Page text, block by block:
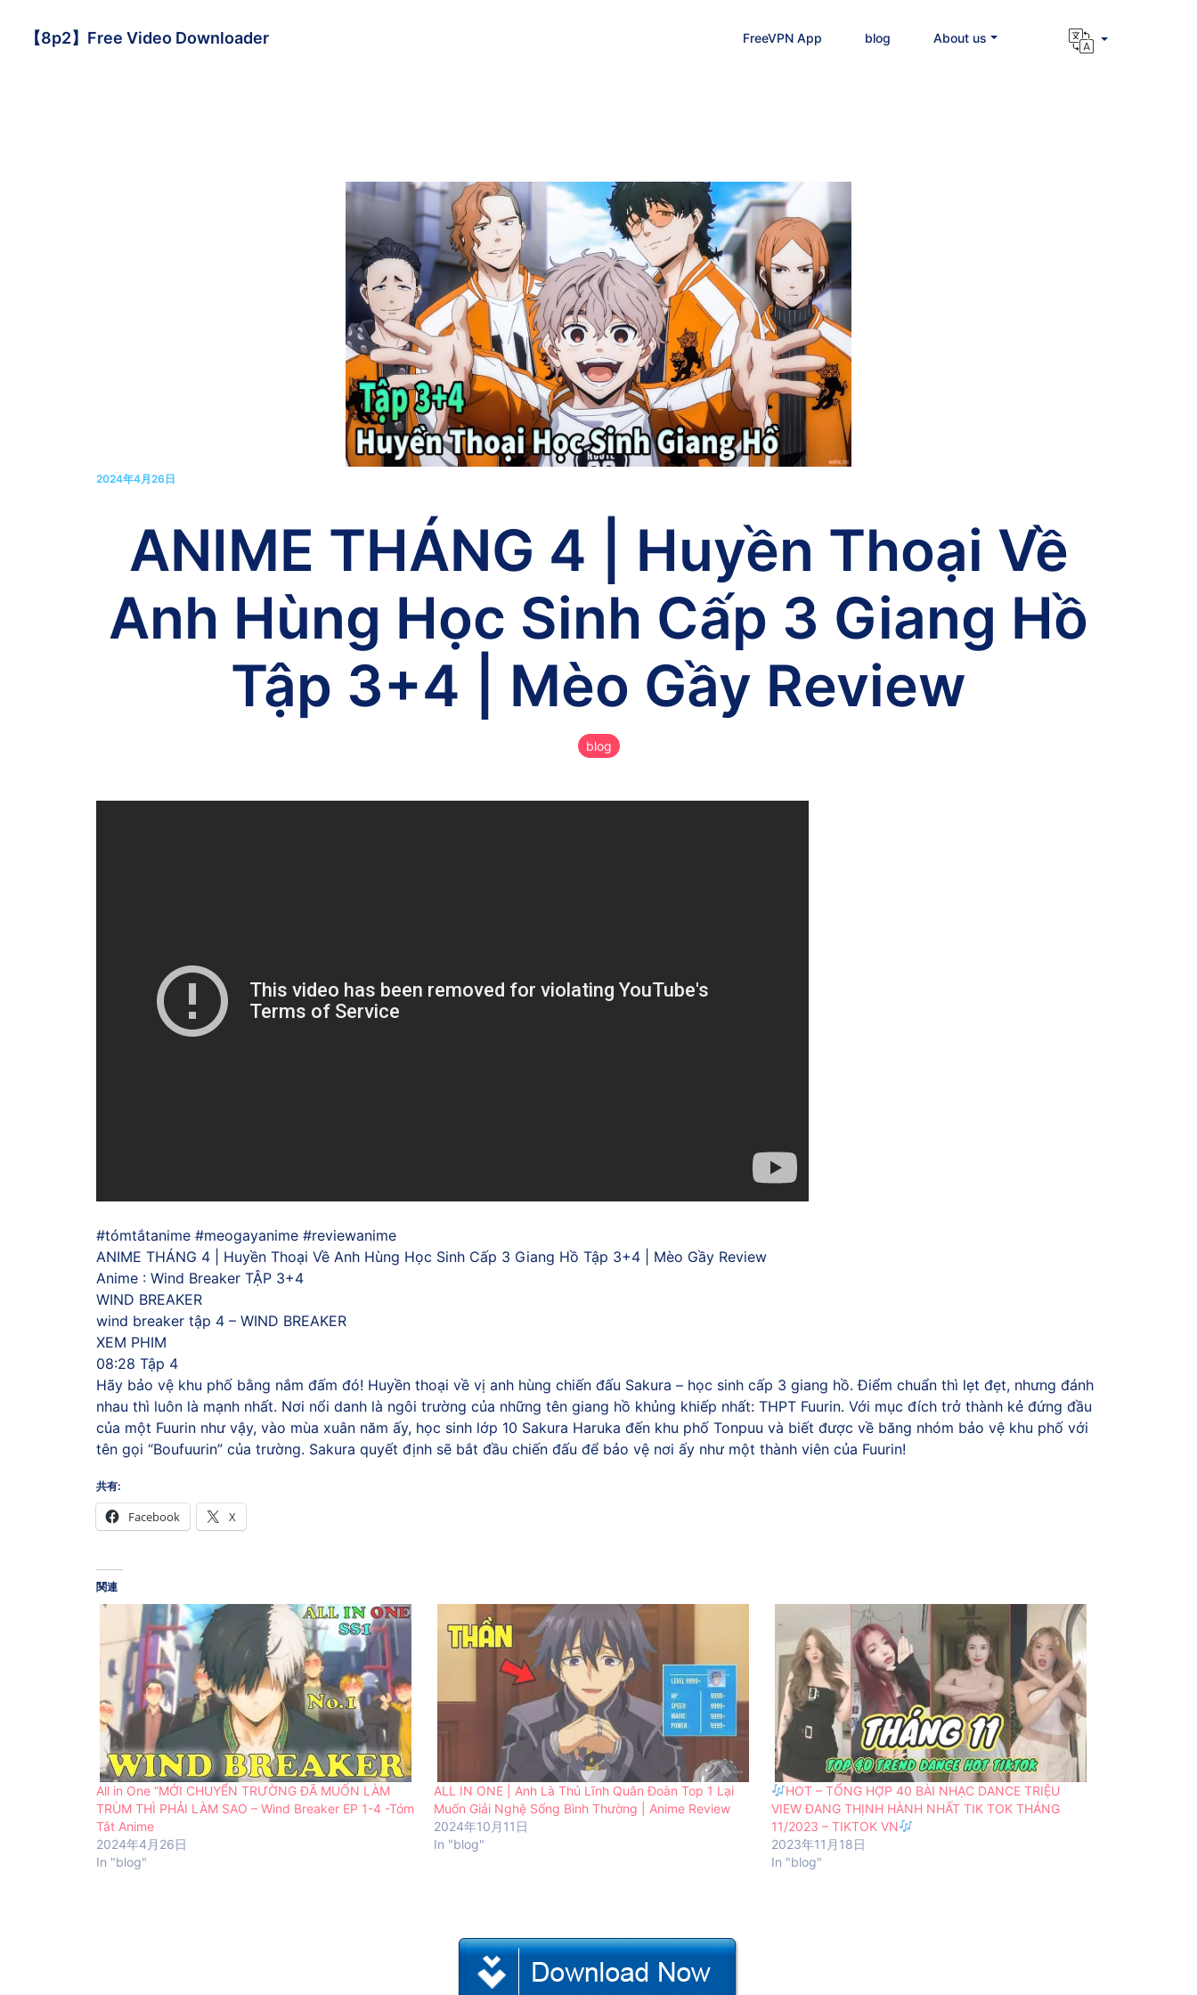
【8p2】Free Video Downloader FreeVPN App blog About us
2024年4月26日
ANIME THÁNG 4 | Huyền Thoại Về
Anh Hùng Học Sinh Cấp 3 Giang Hồ
Tập 3+4 | Mèo Gầy Review
blog
#tómtắtanime #meogayanime #reviewanime
ANIME THÁNG 4 | Huyền Thoại Về Anh Hùng Học Sinh Cấp 3 Giang Hồ Tập 3+4 | Mèo Gầy Review
Anime : Wind Breaker TẬP 3+4
WIND BREAKER
wind breaker tập 4 – WIND BREAKER
XEM PHIM
08:28 Tập 4
Hãy bảo vệ khu phố bằng nắm đấm đó! Huyền thoại về vị anh hùng chiến đấu Sakura – học sinh cấp 3 giang hồ. Điểm chuẩn thì lẹt đẹt, nhưng đánh
nhau thì luôn là mạnh nhất. Nơi nổi danh là ngôi trường của những tên giang hồ khủng khiếp nhất: THPT Fuurin. Với mục đích trở thành kẻ đứng đầu
của một Fuurin như vậy, vào mùa xuân năm ấy, học sinh lớp 10 Sakura Haruka đến khu phố Tonpuu và biết được về băng nhóm bảo vệ khu phố với
tên gọi “Boufuurin” của trường. Sakura quyết định sẽ bắt đầu chiến đấu để bảo vệ nơi ấy như một thành viên của Fuurin!
共有:
Facebook X
関連
All in One “MỚI CHUYỂN TRƯỜNG ĐÃ MUỐN LÀM
TRÙM THÌ PHẢI LÀM SAO – Wind Breaker EP 1-4 -Tóm
Tắt Anime
2024年4月26日
In "blog"
ALL IN ONE | Anh Là Thủ Lĩnh Quân Đoàn Top 1 Lại
Muốn Giải Nghệ Sống Bình Thường | Anime Review
2024年10月11日
In "blog"
HOT – TỔNG HỢP 40 BÀI NHẠC DANCE TRIỆU
VIEW ĐANG THỊNH HÀNH NHẤT TIK TOK THÁNG
11/2023 – TIKTOK VN
2023年11月18日
In "blog"